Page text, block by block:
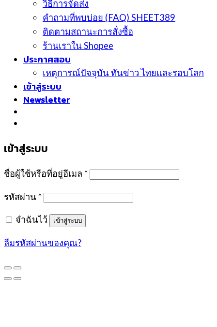
วิธีการจัดส่ง
คำถามที่พบบ่อย (FAQ) SHEET389
ติดตามสถานะการสั่งซื้อ
ร้านเราใน Shopee
ประกาศสอบ
เหตุการณ์ปัจจุบัน ทันข่าว ไทยและรอบโลก
เข้าสู่ระบบ
Newsletter
เข้าสู่ระบบ
ชื่อผู้ใช้หรือที่อยู่อีเมล *
รหัสผ่าน *
จำฉันไว้ เข้าสู่ระบบ
ลืมรหัสผ่านของคุณ?